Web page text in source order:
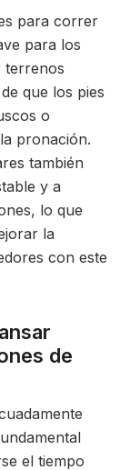
para correr
para los
terrenos
que los pies
o
pronación.
también
y a
lo que
la
con este
de
el tiempo